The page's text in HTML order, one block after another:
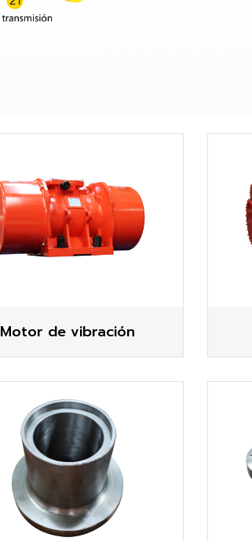
Motor de vibración